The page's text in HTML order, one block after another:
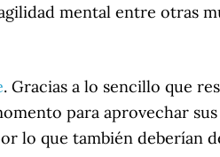
mental entre otras
. Gracias a lo sencillo que
para aprovechar sus
lo que también deberían